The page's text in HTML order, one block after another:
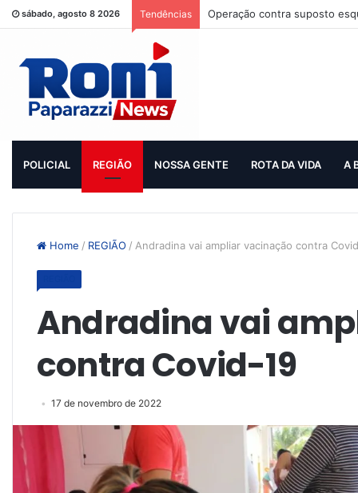
sábado, agosto 8 2026 Tendências Operação contra suposto
POLICIAL REGIÃO NOSSA GENTE ROTA DA VIDA A
Home / REGIÃO / Andradina vai ampliar vacinação contra
Andradina vai
contra Covid-19
17 de novembro de 2022